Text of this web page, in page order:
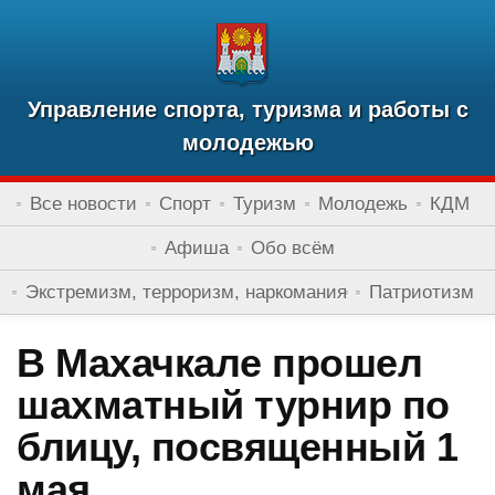
Управление спорта, туризма и работы с
молодежью
Все новости Спорт Туризм Молодежь КДМ
Афиша Обо всём
Экстремизм, терроризм, наркомания Патриотизм
В Махачкале прошел
шахматный турнир по
блицу, посвященный 1